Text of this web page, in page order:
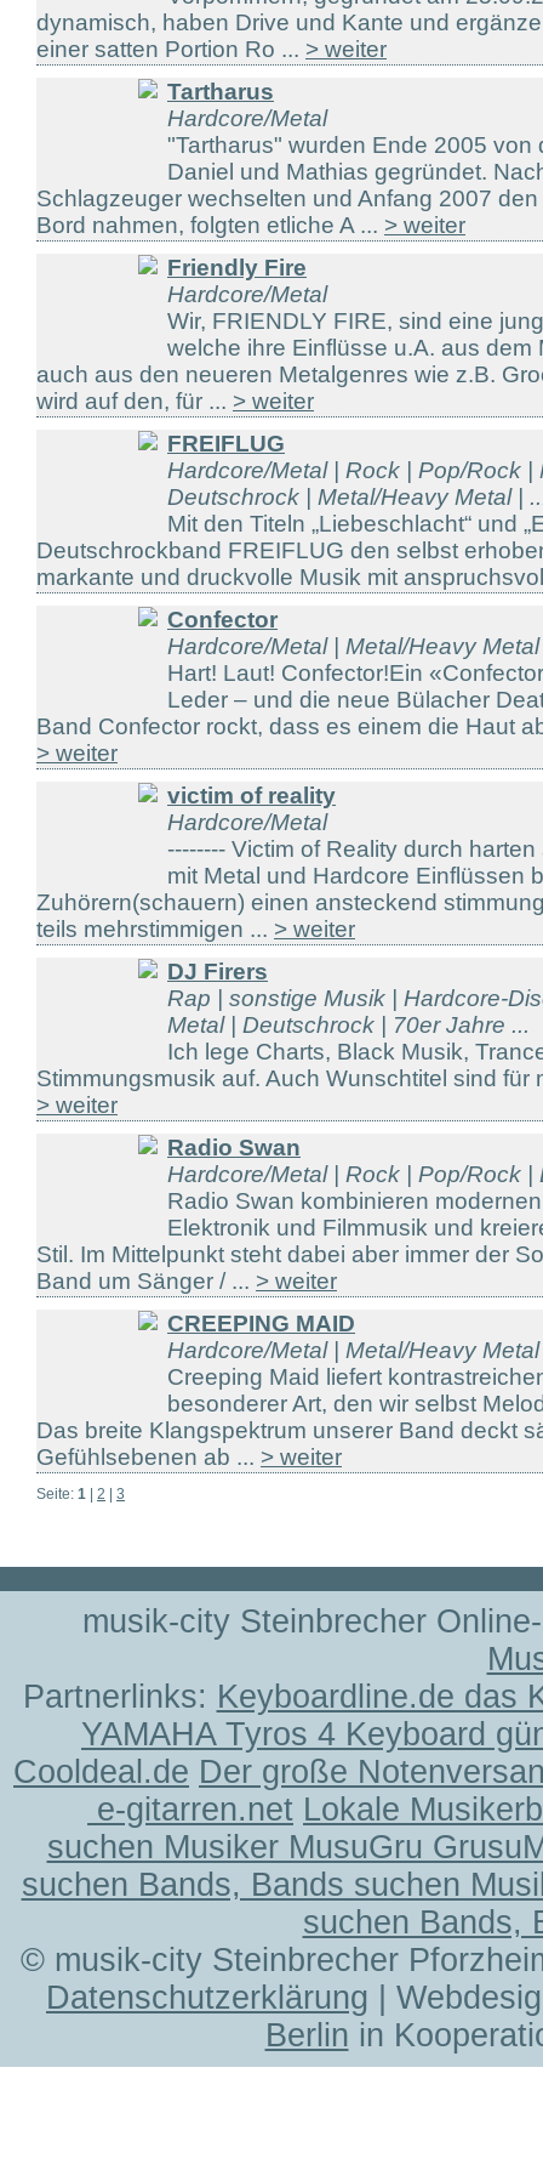
dynamisch, haben Drive und Kante und
einer satten Portion Ro ... > weiter
Tartharus
Hardcore/Metal
"Tartharus" wurden Ende 2005 von
Daniel und Mathias gegründet.
Schlagzeuger wechselten und Anfang 2007
Bord nahmen, folgten etliche A ... > weiter
Friendly Fire
Hardcore/Metal
Wir, FRIENDLY FIRE, sind eine
welche ihre Einflüsse u.A. aus dem
auch aus den neueren Metalgenres wie z.B.
wird auf den, für ... > weiter
FREIFLUG
Hardcore/Metal | Rock | Pop/Rock
Deutschrock | Metal/Heavy Metal |
Mit den Titeln „Liebeschlacht“ und
Deutschrockband FREIFLUG den selbst
markante und druckvolle Musik mit
Confector
Hardcore/Metal | Metal/Heavy Metal
Hart! Laut! Confector!Ein
Leder – und die neue Bülacher
Band Confector rockt, dass es einem die Haut
> weiter
victim of reality
Hardcore/Metal
-------- Victim of Reality durch
mit Metal und Hardcore Einflüssen
Zuhörern(schauern) einen ansteckend
teils mehrstimmigen ... > weiter
DJ Firers
Rap | sonstige Musik | Hardcore-
Metal | Deutschrock | 70er Jahre ...
Ich lege Charts, Black Musik,
Stimmungsmusik auf. Auch Wunschtitel sind für
> weiter
Radio Swan
Hardcore/Metal | Rock | Pop/Rock |
Radio Swan kombinieren
Elektronik und Filmmusik und
Stil. Im Mittelpunkt steht dabei aber immer der
Band um Sänger / ... > weiter
CREEPING MAID
Hardcore/Metal | Metal/Heavy Metal
Creeping Maid liefert
besonderer Art, den wir selbst
Das breite Klangspektrum unserer Band deckt
Gefühlsebenen ab ... > weiter
Seite: 1 2 3
musik-city Steinbrecher
Partnerlinks: Keyboardline.de das
YAMAHA Tyros 4 Keyboard
Cooldeal.de Der große
e-gitarren.net Lokale
suchen Musiker MusuGru
suchen Bands, Bands suchen
suchen Bands,
© musik-city Steinbrecher
Datenschutzerklärung |
Berlin in